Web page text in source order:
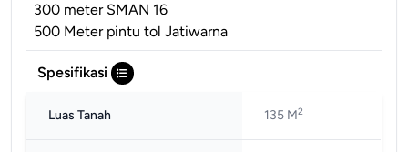
300 meter SMAN 16
500 Meter pintu tol Jatiwarna
Spesifikasi
Luas Tanah 135 M2